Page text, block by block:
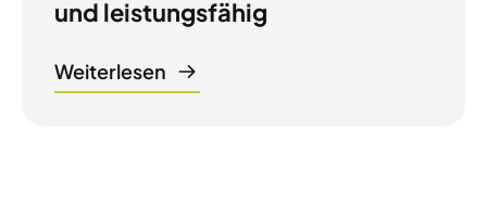
und leistungsfähig
Weiterlesen